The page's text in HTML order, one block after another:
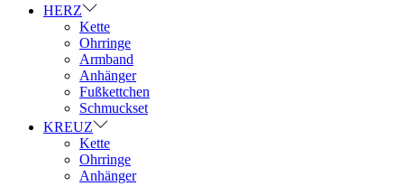
HERZ
Kette
Ohrringe
Armband
Anhänger
Fußkettchen
Schmuckset
KREUZ
Kette
Ohrringe
Anhänger